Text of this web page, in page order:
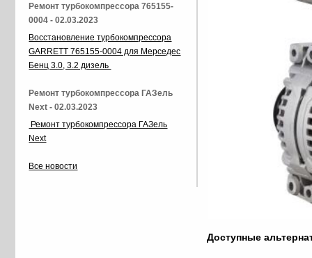
Доступные
Ремонт турбокомпрессора 765155-
0004 - 02.03.2023
Восстановление турбокомпрессора
GARRETT 765155-0004 для Мерседес
Бенц 3.0, 3.2 дизель
Ремонт турбокомпрессора ГАЗель
Next - 02.03.2023
Ремонт турбокомпрессора ГАЗель
Next
Все новости